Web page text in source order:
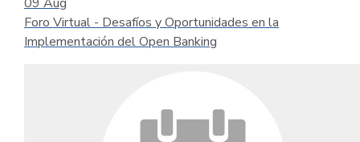
Foro Virtual - Desafíos y Oportunidades en la
Implementación del Open Banking